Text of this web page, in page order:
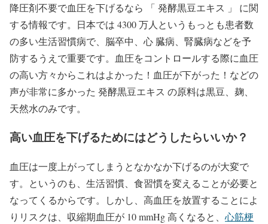
降圧剤不要で血圧を下げるなら 「 発酵黒豆エキス 」 に関
する情報です。日本では 4300 万人というもっとも患者数
の多い生活習慣病で、脳卒中、心 臓病、腎臓病などを予
防するうえで重要です。血圧をコントロールする際に血圧
の高い方々からこれはよかった！血圧が下がった！などの
声が非常に多かった 発酵黒豆エキス の原料は黒豆、麹、
天然水のみです。
高い血圧を下げるためにはどうしたらいいか？
血圧は一度上がってしまうとなかなか下げるのが大変で
す。というのも、生活習慣、食習慣を変えることが必要と
なってくるからです。しかし、高血圧を放置することによ
りリスクは、収縮期血圧が 10 mmHg 高くなると、 心筋梗